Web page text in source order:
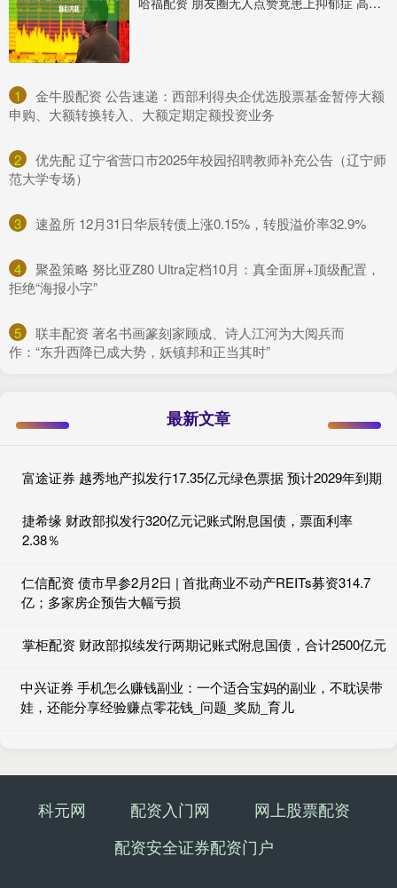
1
​金牛股配资 公告速递：西部利得央企优选股票基金暂停大额
申购、大额转换转入、大额定期定额投资业务
2
​优先配 辽宁省营口市2025年校园招聘教师补充公告（辽宁师
范大学专场）
3 ​速盈所 12月31日华辰转债上涨0.15%，转股溢价率32.9%
4
​聚盈策略 努比亚Z80 Ultra定档10月：真全面屏+顶级配置，
拒绝“海报小字”
5
​联丰配资 著名书画篆刻家顾成、诗人江河为大阅兵而
作：“东升西降已成大势，妖镇邦和正当其时”
最新文章
富途证券 越秀地产拟发行17.35亿元绿色票据 预计2029年到期
捷希缘 财政部拟发行320亿元记账式附息国债，票面利率
2.38％
仁信配资 债市早参2月2日 | 首批商业不动产REITs募资314.7
亿；多家房企预告大幅亏损
掌柜配资 财政部拟续发行两期记账式附息国债，合计2500亿元
中兴证券 手机怎么赚钱副业：一个适合宝妈的副业，不耽误带
娃，还能分享经验赚点零花钱_问题_奖励_育儿
科元网 配资入门网
网上股票配资
配资安全证券配资门户